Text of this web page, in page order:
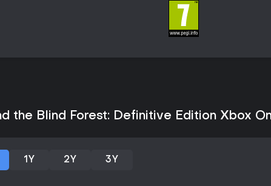
combate fica em
preciso e uso criativo
ambientais, como lasers
domínio das habilidades
habilidades exclusivas:
narrativa ambiental e
naturalmente ao mundo
inimigos, o consumo de
the Blind Forest: Definitive Edition Xbox
1Y 2Y 3Y